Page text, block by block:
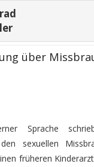
über
Sprache
sexuellen
früheren